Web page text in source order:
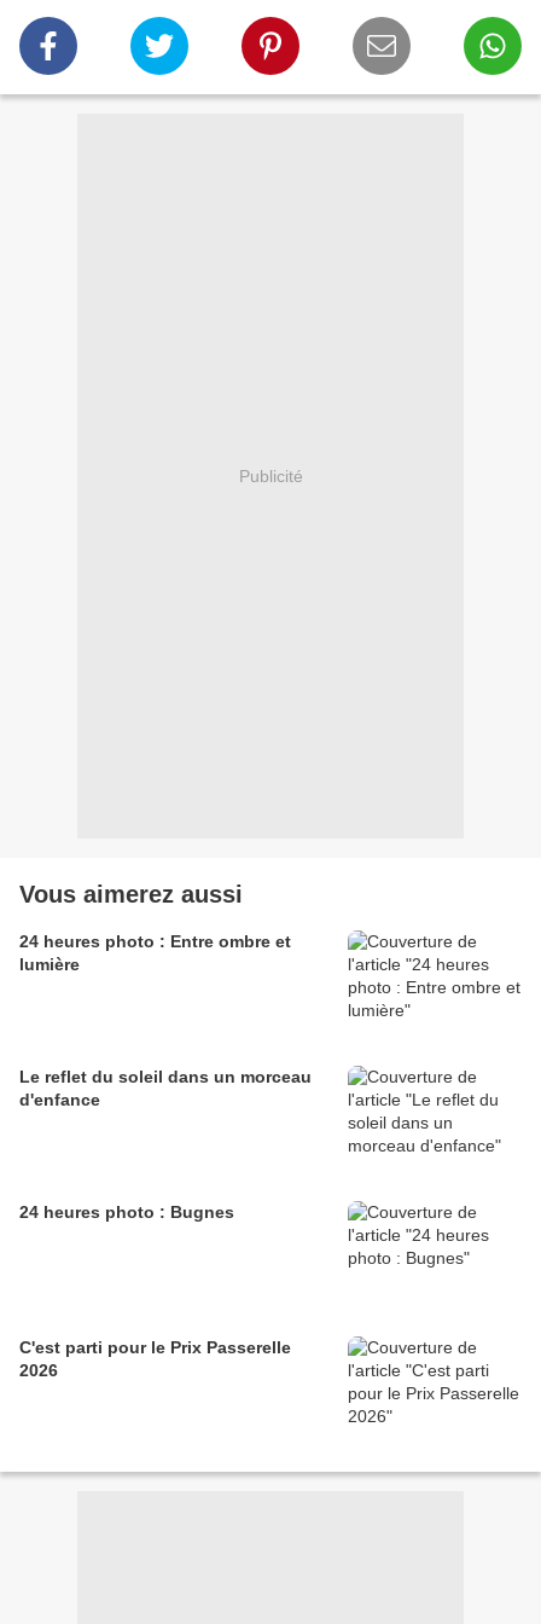
Publicité
Vous aimerez aussi
24 heures photo : Entre ombre et
lumière
Le reflet du soleil dans un morceau
d'enfance
24 heures photo : Bugnes
C'est parti pour le Prix Passerelle
2026